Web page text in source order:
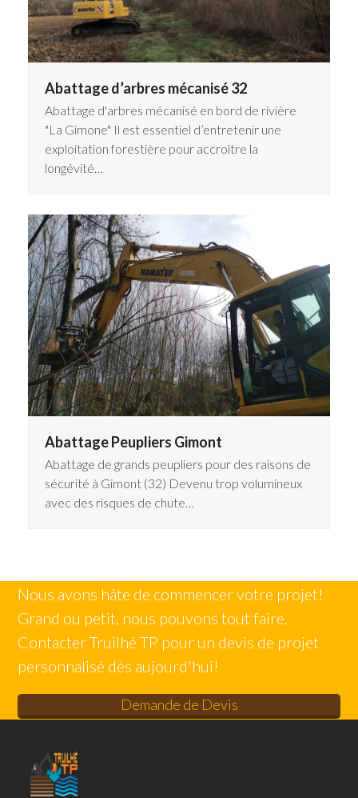
Abattage d’arbres mécanisé 32
Abattage d'arbres mécanisé en bord de rivière
"La Gimone" Il est essentiel d’entretenir une
exploitation forestière pour accroître la
longévité…
Abattage Peupliers Gimont
Abattage de grands peupliers pour des raisons de
sécurité à Gimont (32) Devenu trop volumineux
avec des risques de chute…
Nous avons hâte de commencer votre projet!
Grand ou petit, nous pouvons tout faire.
Contacter Truilhé TP pour un devis de projet
personnalisé dès aujourd'hui!
Demande de Devis